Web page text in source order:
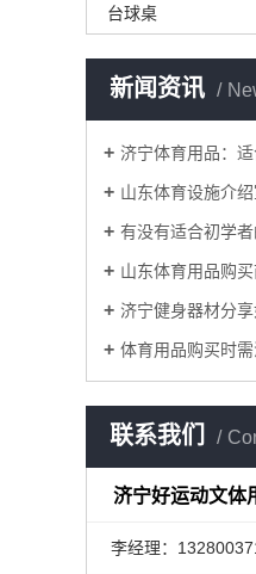
台球桌
新闻资讯
济宁体育用品：适合新
山东体育设施介绍室外
有没有适合初学者的简易健身
山东体育用品购
济宁健身器材分享如何
体育用品购买时需注意的
联系我们
济宁好运动文体
李经理：